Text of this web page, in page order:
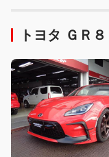
トヨタ ＧＲ